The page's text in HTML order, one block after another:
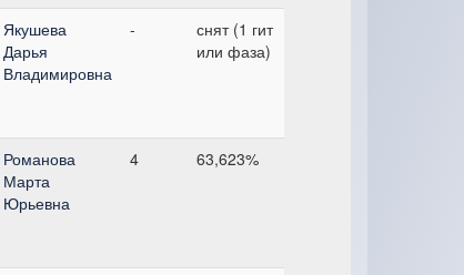
Якушева
Дарья
Владимировна
-
снят (1 гит
или фаза)
Романова
Марта
Юрьевна
4 63,623%